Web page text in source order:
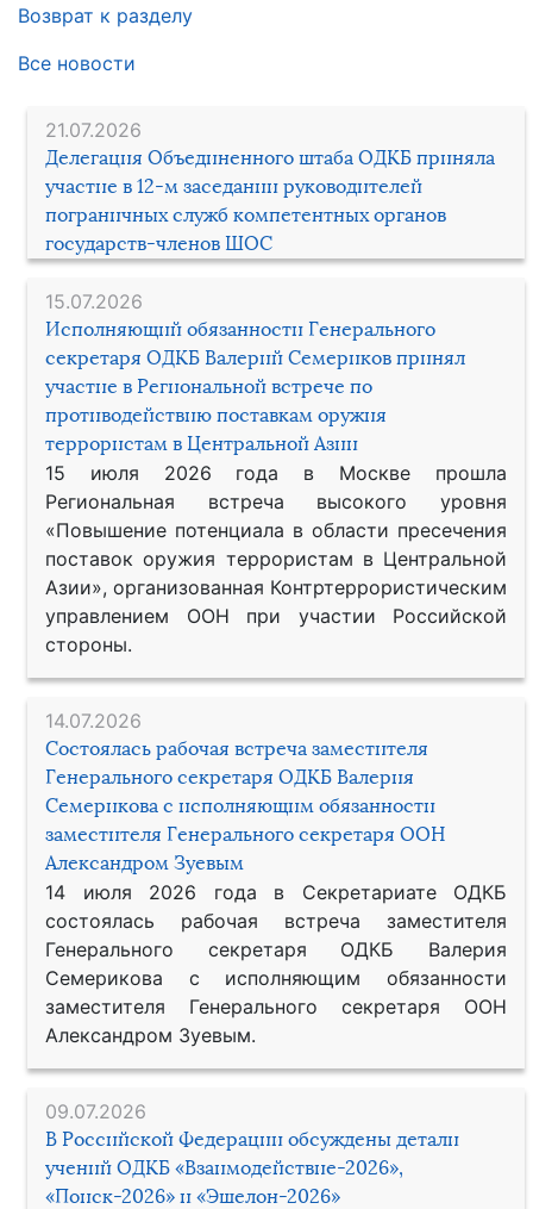
21.07.2026
Делегация Объединенного штаба ОДКБ приняла
участие в 12-м заседании руководителей
пограничных служб компетентных органов
государств-членов ШОС
15.07.2026
Исполняющий обязанности Генерального
секретаря ОДКБ Валерий Семериков принял
участие в Региональной встрече по
противодействию поставкам оружия
террористам в Центральной Азии
15 июля 2026 года в Москве прошла
Региональная встреча высокого уровня
«Повышение потенциала в области пресечения
поставок оружия террористам в Центральной
Азии», организованная Контртеррористическим
управлением ООН при участии Российской
стороны.
14.07.2026
Состоялась рабочая встреча заместителя
Генерального секретаря ОДКБ Валерия
Семерикова с исполняющим обязанности
заместителя Генерального секретаря ООН
Александром Зуевым
14 июля 2026 года в Секретариате ОДКБ
состоялась рабочая встреча заместителя
Генерального секретаря ОДКБ Валерия
Семерикова с исполняющим обязанности
заместителя Генерального секретаря ООН
Александром Зуевым.
09.07.2026
В Российской Федерации обсуждены детали
учений ОДКБ «Взаимодействие-2026»,
«Поиск-2026» и «Эшелон-2026»
Возврат к разделу
Все новости